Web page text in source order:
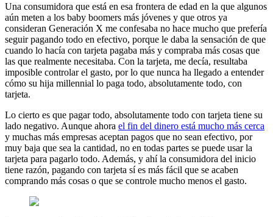
Una consumidora que está en esa frontera de edad en la que algunos
aún meten a los baby boomers más jóvenes y que otros ya
consideran Generación X me confesaba no hace mucho que prefería
seguir pagando todo en efectivo, porque le daba la sensación de que
cuando lo hacía con tarjeta pagaba más y compraba más cosas que
las que realmente necesitaba. Con la tarjeta, me decía, resultaba
imposible controlar el gasto, por lo que nunca ha llegado a entender
cómo su hija millennial lo paga todo, absolutamente todo, con
tarjeta.
Lo cierto es que pagar todo, absolutamente todo con tarjeta tiene su
lado negativo. Aunque ahora el fin del dinero está mucho más cerca
y muchas más empresas aceptan pagos que no sean efectivo, por
muy baja que sea la cantidad, no en todas partes se puede usar la
tarjeta para pagarlo todo. Además, y ahí la consumidora del inicio
tiene razón, pagando con tarjeta sí es más fácil que se acaben
comprando más cosas o que se controle mucho menos el gasto.